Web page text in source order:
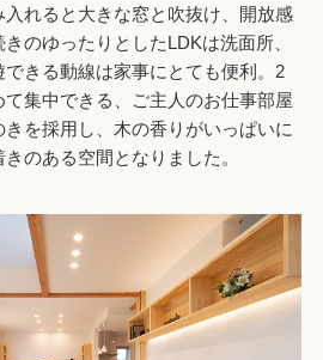
入れると大きな窓と吹抜け、開放感
のゆったりとしたLDKは洗面所、
できる動線は家事にとても便利。2
集中できる、ご主人のお仕事部屋
を採用し、木の香りがいっぱいに
のある空間となりました。